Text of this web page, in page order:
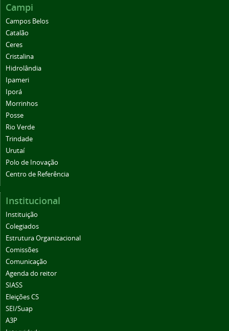
Campi
Campos Belos
Catalão
Ceres
Cristalina
Hidrolândia
Ipameri
Iporá
Morrinhos
Posse
Rio Verde
Trindade
Urutaí
Polo de Inovação
Centro de Referência
Institucional
Instituição
Colegiados
Estrutura Organizacional
Comissões
Comunicação
Agenda do reitor
SIASS
Eleições CS
SEI/Suap
A3P